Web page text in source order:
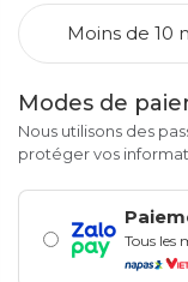
Moins de 10
Modes de
Nous utilisons des
protéger vos
Tous les